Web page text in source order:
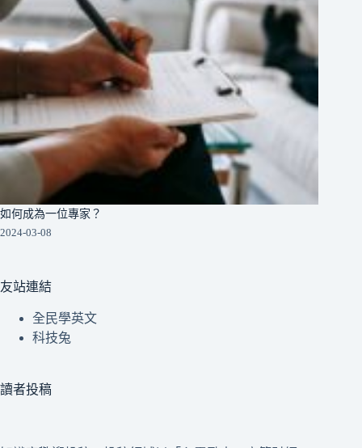
如何成為一位專家？
2024-03-08
友站連結
全民學英文
科技兔
讀者投稿